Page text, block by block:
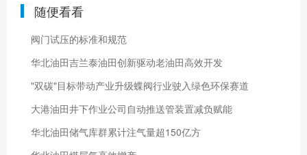
随便看看
阀门试压的标准和规范
华北油田吉兰泰油田创新驱动老油田高效开发
"双碳"目标带动产业升级蝶阀行业驶入绿色环保赛道
大港油田井下作业公司自动推送管装置减负赋能
华北油田储气库群累计注气量超150亿方